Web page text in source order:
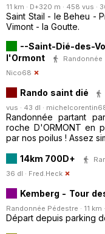
11 km · D+320 m · 458 vus ·
Saint Stail - le Beheu -
Vimont - la Goutte.
--Saint-Dié-des-
l'Ormont
Randonnée
Nico68
Rando saint dié
vus · 43 dl ·
Randonnée partant
roche D'ORMONT en
par nos poilus ! Assez
14km 700D+
36 dl · Fred.Heck
Kemberg - Tour
Randonnée Pédestre · 11 km
Départ depuis parking